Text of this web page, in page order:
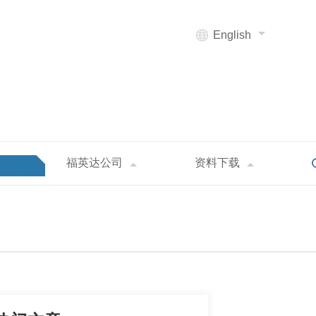
English
福英达公司 资料下载